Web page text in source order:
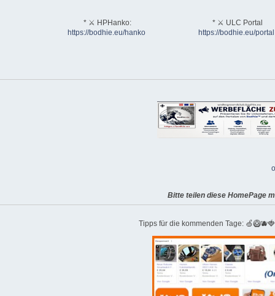
* ⚔ HPHanko:
https://bodhie.eu/hanko
* ⚔ ULC Portal
https://bodhie.eu/portal
Bitte teilen diese HomePage
Tipps für die kommenden Tage: